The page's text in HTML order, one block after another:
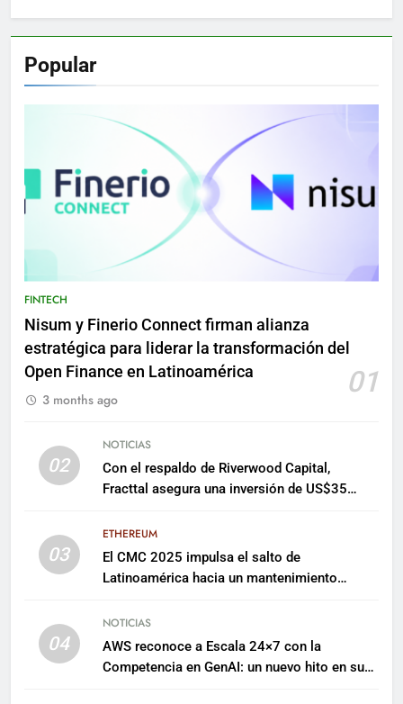
Popular
FINTECH
Nisum y Finerio Connect firman alianza
estratégica para liderar la transformación del
Open Finance en Latinoamérica
01
3 months ago
02
NOTICIAS
Con el respaldo de Riverwood Capital,
Fracttal asegura una inversión de US$35
03
ETHEREUM
El CMC 2025 impulsa el salto de
Latinoamérica hacia un mantenimiento
04
NOTICIAS
AWS reconoce a Escala 24×7 con la
Competencia en GenAI: un nuevo hito en su